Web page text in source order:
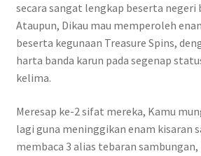
secara sangat lengkap beserta negeri
Ataupun, Dikau mau memperoleh
beserta kegunaan Treasure Spins,
harta banda karun pada segenap
kelima.
Meresap ke-2 sifat mereka, Kamu
lagi guna meninggikan enam kisaran
membaca 3 alias tebaran